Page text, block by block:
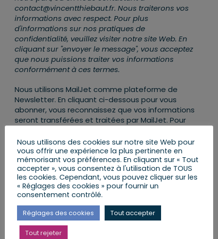
contact@vincentthiebaut.fr. Nous traiterons vos
informations avec respect. Pour plus
d'informations sur nos pratiques de
confidentialité, veuillez visiter notre site Web. En
cliquant sur "envoyer le message", vous acceptez
que nous puissions traiter vos informations
conformément à ces termes.
Nous utilisons MailJet comme plateforme de
Newsletter. En cliquant ci-dessous pour vous
abonner, vous reconnaissez que vos informations
seront transférées et traitées par MailJet. Pour
de MailJet,rendez-vous ICI .
AJOUTER AU CALENDRIER
Nous utilisons des cookies sur notre site Web pour
vous offrir une expérience la plus pertinente en
mémorisant vos préférences. En cliquant sur « Tout
accepter », vous consentez à l'utilisation de TOUS
les cookies. Cependant, vous pouvez cliquer sur les
« Réglages des cookies » pour fournir un
consentement contrôlé.
Réglages des cookies Tout accepter
Tout rejeter